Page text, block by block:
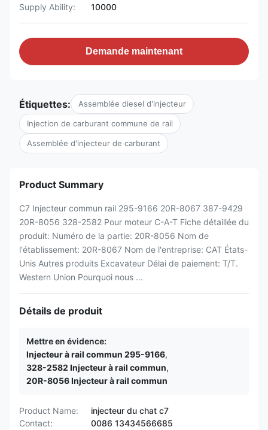
Supply Ability:
10000
Demande maintenant
Étiquettes: Assemblée diesel d'injecteur
Injection de carburant commune de rail
Assemblée d'injecteur de carburant
Product Summary
C7 Injecteur commun rail 295-9166 20R-8067 387-9429
20R-8056 328-2582 Pour moteur C-A-T Fiche détaillée du
produit: Numéro de la partie: 20R-8056 Nom de
l'établissement: 20R-8067 Nom de l'entreprise: CAT États-
Unis Autres produits Excavateur Délai de paiement: T/T.
Western Union Pourquoi nous ...
Détails de produit
Mettre en évidence:
Injecteur à rail commun 295-9166,
328-2582 Injecteur à rail commun,
20R-8056 Injecteur à rail commun
Product Name:
injecteur du chat c7
Contact:
0086 13434566685